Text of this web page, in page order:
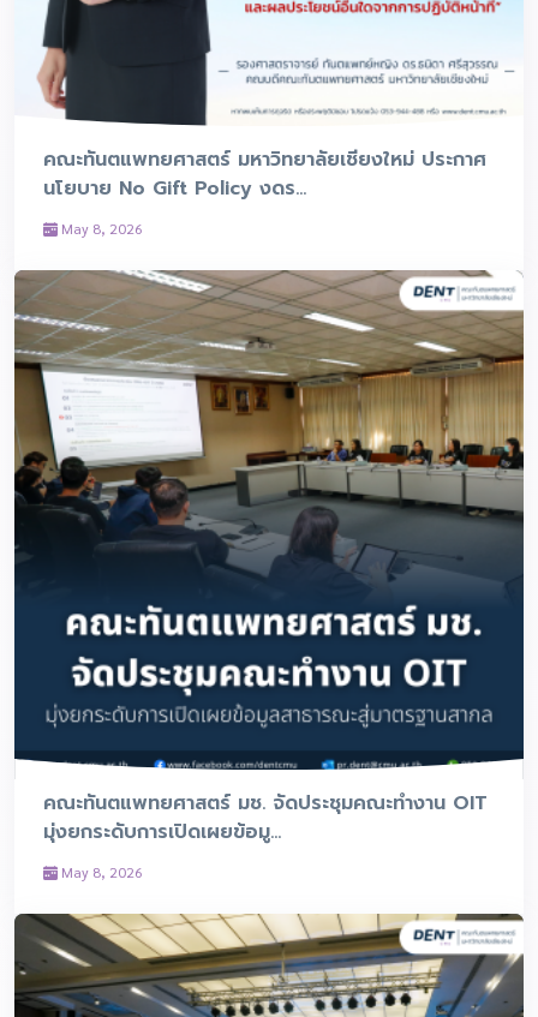
คณะทันตแพทยศาสตร์ มหาวิทยาลัยเชียงใหม่ ประกาศ
นโยบาย No Gift Policy งดร...
May 8, 2026
คณะทันตแพทยศาสตร์ มช. จัดประชุมคณะทำงาน OIT
มุ่งยกระดับการเปิดเผยข้อมู...
May 8, 2026